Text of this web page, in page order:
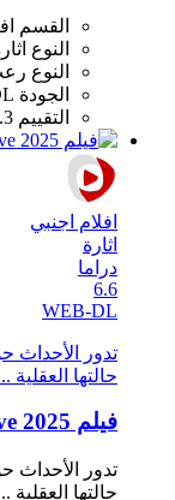
القسم
النوع
النوع
الجودة
التقييم 10
افلام اجنبي
اثارة
دراما
6.6
WEB-DL
تدور الأحداث
حالتها العقلية
فيلم Die My Love 2025 مترجم HD
تدور الأحداث
حالتها العقلية